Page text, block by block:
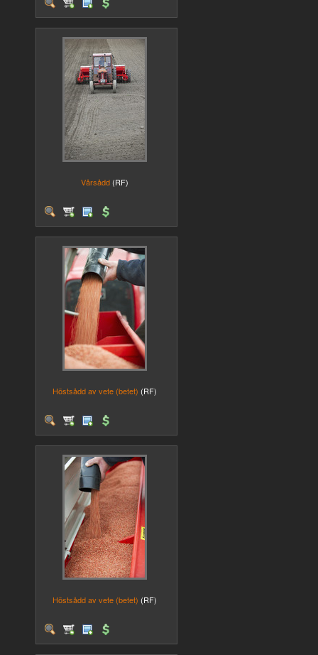
Vårsådd (RF)
Höstsådd av vete (betet) (RF)
Höstsådd av vete (betet) (RF)